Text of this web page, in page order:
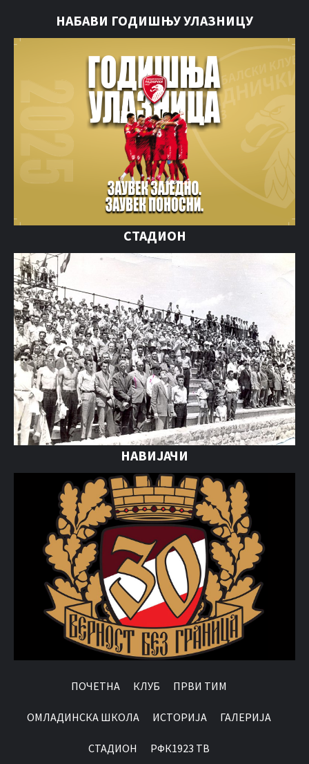
НАБАВИ ГОДИШЊУ УЛАЗНИЦУ
СТАДИОН
НАВИЈАЧИ
ПОЧЕТНА КЛУБ ПРВИ ТИМ
OМЛАДИНСКА ШКОЛА ИСТОРИЈА ГАЛЕРИЈА
СТАДИОН РФК1923 ТВ